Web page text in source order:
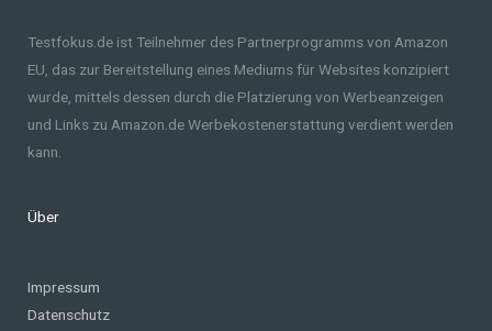
Testfokus.de ist Teilnehmer des Partnerprogramms von Amazon
EU, das zur Bereitstellung eines Mediums für Websites konzipiert
wurde, mittels dessen durch die Platzierung von Werbeanzeigen
und Links zu Amazon.de Werbekostenerstattung verdient werden
kann.
Über
Impressum
Datenschutz